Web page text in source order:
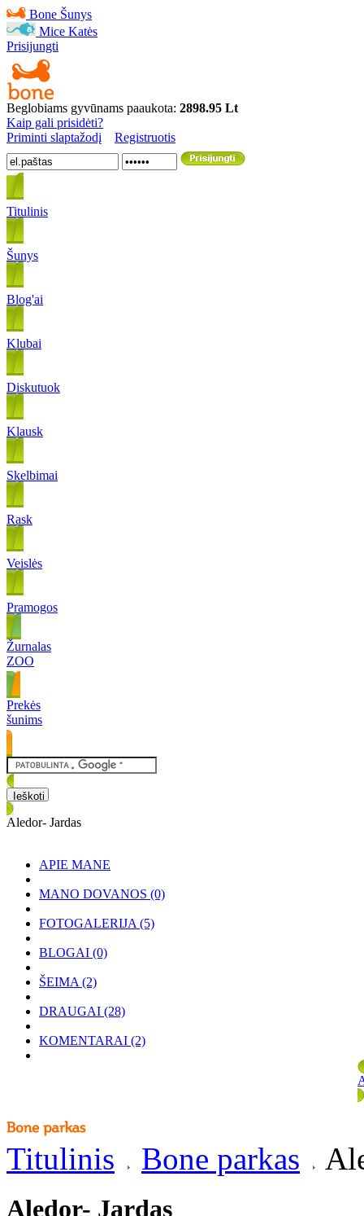
Bone Šunys
Mice Katės
Prisijungti
Beglobiams gyvūnams paaukota: 2898.95 Lt
Kaip gali prisidėti?
Priminti slaptažodį
Registruotis
Titulinis
Šunys
Blog'ai
Klubai
Diskutuok
Klausk
Skelbimai
Rask
Veislės
Pramogos
Žurnalas
ZOO
Prekės
šunims
Aledor- Jardas
APIE MANE
MANO DOVANOS (0)
FOTOGALERIJA (5)
BLOGAI (0)
ŠEIMA (2)
DRAUGAI (28)
KOMENTARAI (2)
Titulinis Bone parkas
Aledor- Jardas